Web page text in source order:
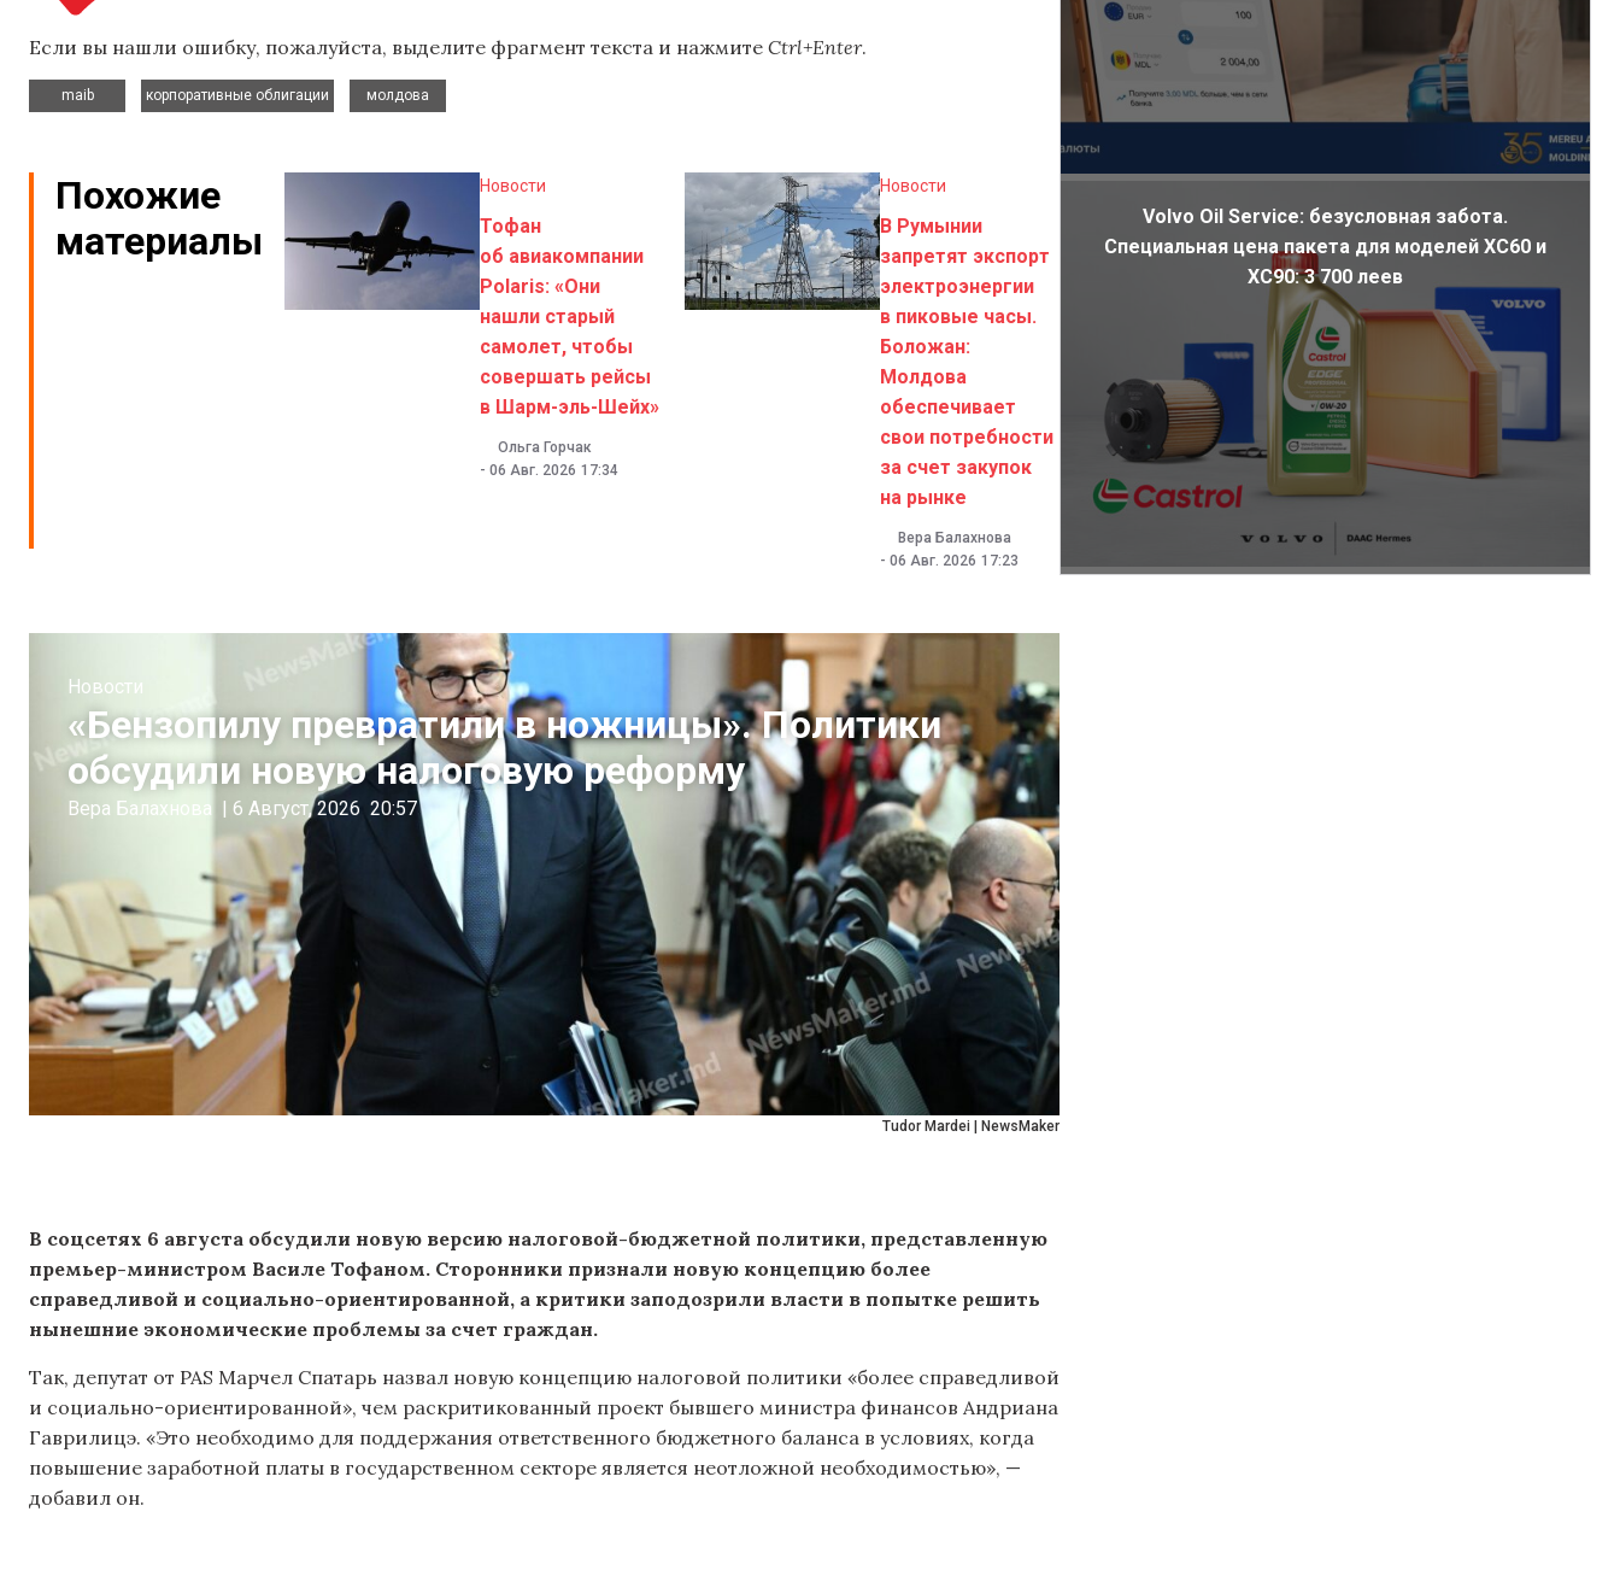
Если вы нашли ошибку, пожалуйста, выделите фрагмент текста и нажмите Ctrl+Enter.
maib
корпоративные облигации
молдова
Похожие
материалы
Новости
Тофан
об авиакомпании
Polaris: «Они
нашли старый
самолет, чтобы
совершать рейсы
в Шарм-эль-Шейх»
Ольга Горчак
- 06 Авг. 2026 17:34
Новости
В Румынии
запретят экспорт
электроэнергии
в пиковые часы.
Боложан:
Молдова
обеспечивает
свои потребности
за счет закупок
на рынке
Вера Балахнова
- 06 Авг. 2026 17:23
Tudor Mardei | NewsMaker
Новости
«Бензопилу превратили в ножницы». Политики
обсудили новую налоговую реформу
Вера Балахнова | 6 Август, 2026 20:57
В соцсетях 6 августа обсудили новую версию налоговой-бюджетной политики, представленную
премьер-министром Василе Тофаном. Сторонники признали новую концепцию более
справедливой и социально-ориентированной, а критики заподозрили власти в попытке решить
нынешние экономические проблемы за счет граждан.
Так, депутат от PAS Марчел Спатарь назвал новую концепцию налоговой политики «более справедливой
и социально-ориентированной», чем раскритикованный проект бывшего министра финансов Андриана
Гаврилицэ. «Это необходимо для поддержания ответственного бюджетного баланса в условиях, когда
повышение заработной платы в государственном секторе является неотложной необходимостью», —
добавил он.
Volvo Oil Service: безусловная забота.
Специальная цена пакета для моделей XC60 и
XC90: 3 700 леев